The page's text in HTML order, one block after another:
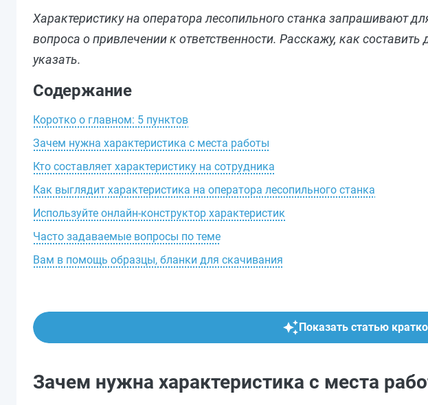
Характеристику на оператора лесопильного станка запрашивают
вопроса о привлечении к ответственности. Расскажу, как
указать.
Содержание
Коротко о главном: 5 пунктов
Зачем нужна характеристика с места работы
Кто составляет характеристику на сотрудника
Как выглядит характеристика на оператора лесопильного станка
Используйте онлайн-конструктор характеристик
Часто задаваемые вопросы по теме
Вам в помощь образцы, бланки для скачивания
Показать статью
Зачем нужна характеристика с места